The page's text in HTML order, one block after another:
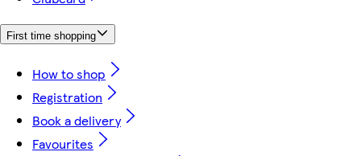
First time shopping
How to shop
Registration
Book a delivery
Favourites